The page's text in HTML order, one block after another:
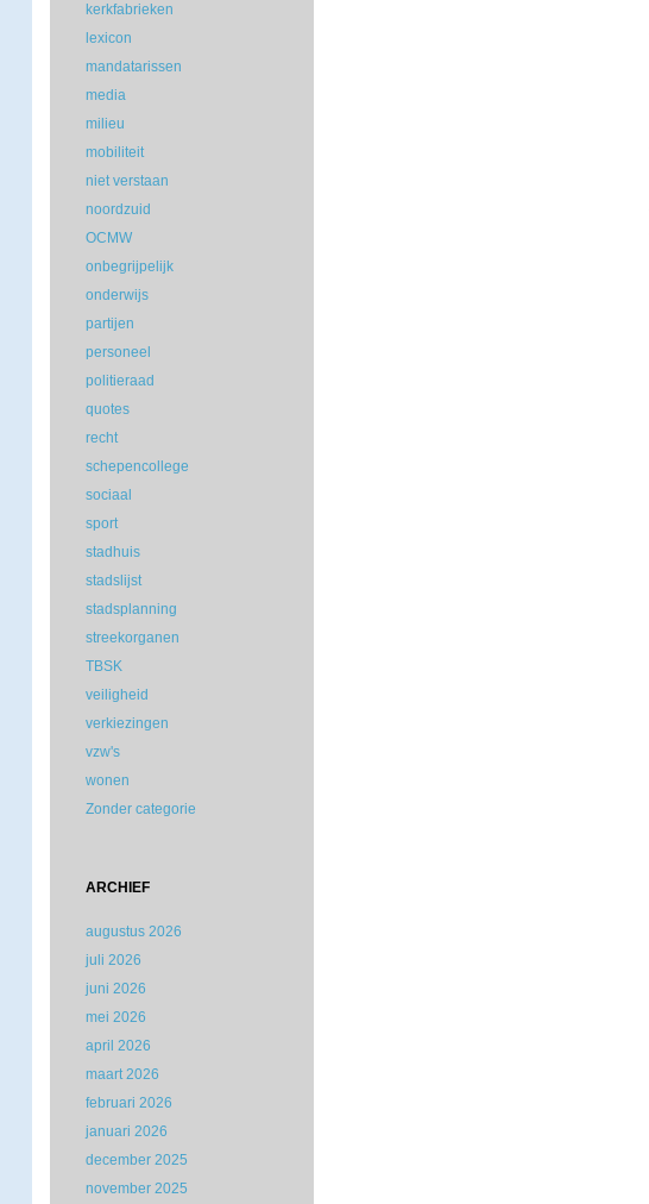
kerkfabrieken
lexicon
mandatarissen
media
milieu
mobiliteit
niet verstaan
noordzuid
OCMW
onbegrijpelijk
onderwijs
partijen
personeel
politieraad
quotes
recht
schepencollege
sociaal
sport
stadhuis
stadslijst
stadsplanning
streekorganen
TBSK
veiligheid
verkiezingen
vzw's
wonen
Zonder categorie
ARCHIEF
augustus 2026
juli 2026
juni 2026
mei 2026
april 2026
maart 2026
februari 2026
januari 2026
december 2025
november 2025